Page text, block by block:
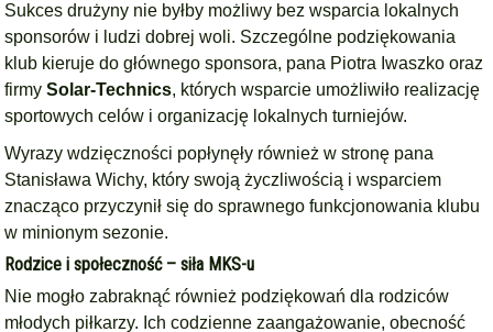
Sukces drużyny nie byłby możliwy bez wsparcia lokalnych
sponsorów i ludzi dobrej woli. Szczególne podziękowania
klub kieruje do głównego sponsora, pana Piotra Iwaszko oraz
firmySolar-Technics, których wsparcie umożliwiło realizację
sportowych celów i organizację lokalnych turniejów.
Wyrazy wdzięczności popłynęły również w stronę pana
Stanisława Wichy, który swoją życzliwością i wsparciem
znacząco przyczynił się do sprawnego funkcjonowania klubu
w minionym sezonie.
Rodzice i społeczność – siła MKS-u
Nie mogło zabraknąć również podziękowań dla rodziców
młodych piłkarzy. Ich codzienne zaangażowanie, obecność